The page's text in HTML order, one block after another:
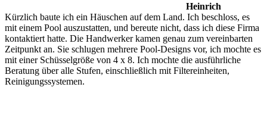
Heinrich
Kürzlich baute ich ein Häuschen auf dem Land. Ich beschloss, es
mit einem Pool auszustatten, und bereute nicht, dass ich diese Firma
kontaktiert hatte. Die Handwerker kamen genau zum vereinbarten
Zeitpunkt an. Sie schlugen mehrere Pool-Designs vor, ich mochte es
mit einer Schüsselgröße von 4 x 8. Ich mochte die ausführliche
Beratung über alle Stufen, einschließlich mit Filtereinheiten,
Reinigungssystemen.